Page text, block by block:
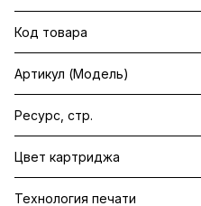
Код товара
Артикул (Модель)
Ресурс, стр.
Цвет картриджа
Технология печати